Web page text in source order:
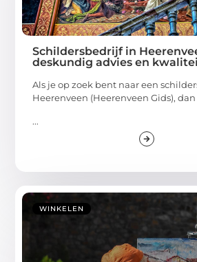
Schildersbedrijf in
deskundig advies en
Als je op zoek bent naar een
Heerenveen (Heerenveen Gids),
...
WINKELEN